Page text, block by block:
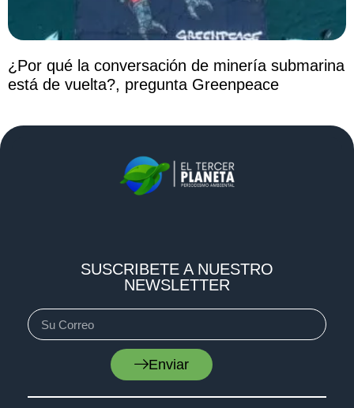
¿Por qué la conversación de minería submarina
está de vuelta?, pregunta Greenpeace
SUSCRIBETE A NUESTRO
NEWSLETTER
Enviar